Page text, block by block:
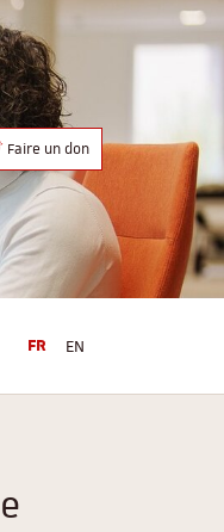
Faire un don
FR EN
YoutubeInstagram